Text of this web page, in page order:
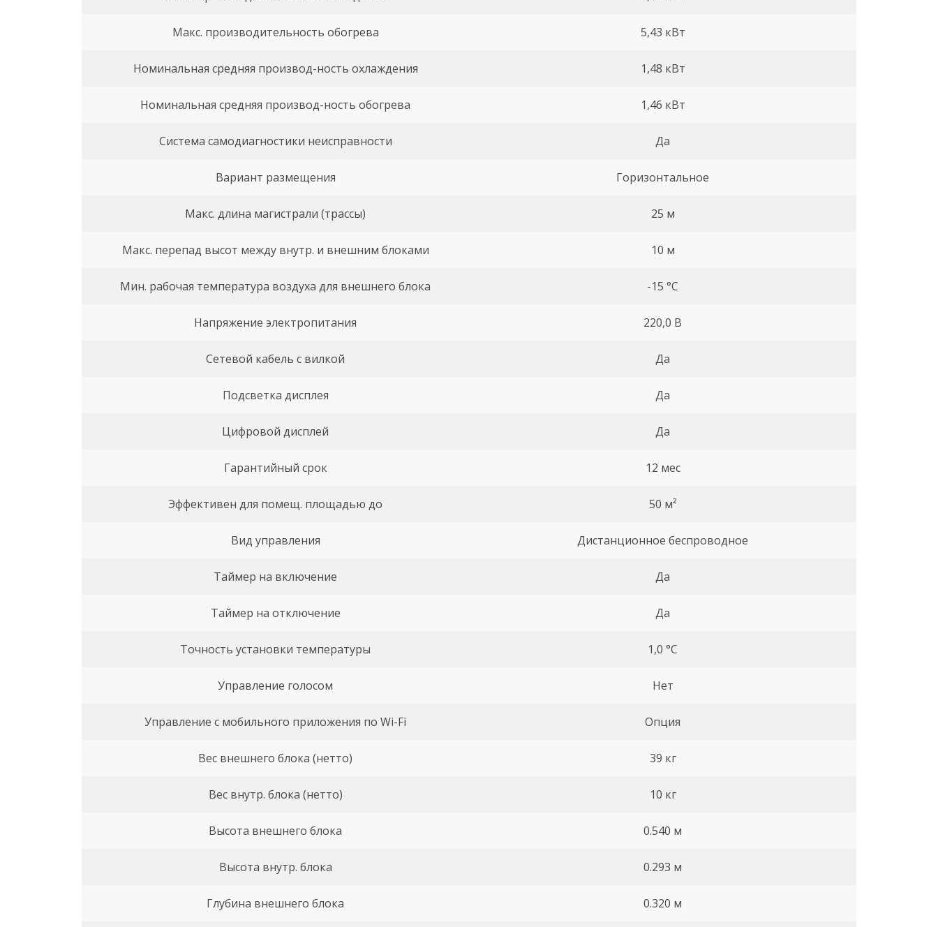
Макс. производительность обогрева 5,43 кВт
Номинальная средняя производ-ность охлаждения 1,48 кВт
Номинальная средняя производ-ность обогрева 1,46 кВт
Система самодиагностики неисправности Да
Вариант размещения Горизонтальное
Макс. длина магистрали (трассы) 25 м
Макс. перепад высот между внутр. и внешним блоками 10 м
Мин. рабочая температура воздуха для внешнего блока -15 °С
Напряжение электропитания 220,0 В
Сетевой кабель с вилкой Да
Подсветка дисплея Да
Цифровой дисплей Да
Гарантийный срок 12 мес
Эффективен для помещ. площадью до 50 м²
Вид управления Дистанционное беспроводное
Таймер на включение Да
Таймер на отключение Да
Точность установки температуры 1,0 °С
Управление голосом Нет
Управление c мобильного приложения по Wi-Fi Опция
Вес внешнего блока (нетто) 39 кг
Вес внутр. блока (нетто) 10 кг
Высота внешнего блока 0.540 м
Высота внутр. блока 0.293 м
Глубина внешнего блока 0.320 м